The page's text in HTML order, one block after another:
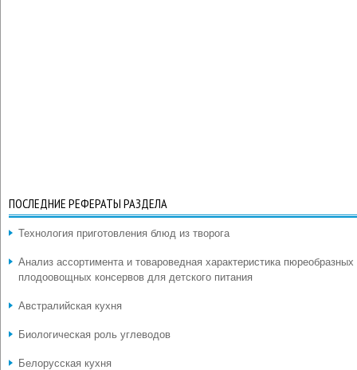
ПОСЛЕДНИЕ РЕФЕРАТЫ РАЗДЕЛА
Технология приготовления блюд из творога
Анализ ассортимента и товароведная характеристика пюреобразных
плодоовощных консервов для детского питания
Австралийская кухня
Биологическая роль углеводов
Белорусская кухня